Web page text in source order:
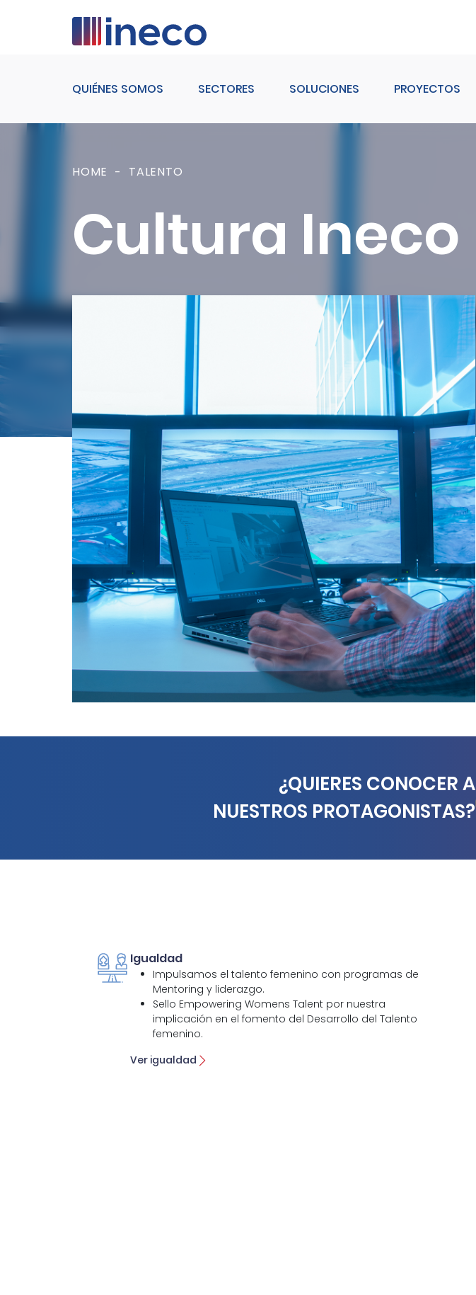
Pasar al contenido principal
QUIÉNES SOMOS SECTORES SOLUCIONES PROYECTOS
HOME TALENTO
Cultura Ineco
¿QUIERES CONOCER A
NUESTROS PROTAGONISTAS?
Igualdad
Impulsamos el talento femenino con programas de
Mentoring y liderazgo.
Sello Empowering Womens Talent por nuestra
implicación en el fomento del Desarrollo del Talento
femenino.
Ver igualdad